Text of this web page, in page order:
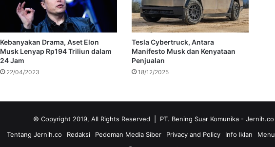
Kebanyakan Drama, Aset Elon
Musk Lenyap Rp194 Triliun dalam
24 Jam
22/04/2023
Tesla Cybertruck, Antara
Manifesto Musk dan Kenyataan
Penjualan
18/12/2025
© Copyright 2019, All Rights Reserved | PT. Bening Suar Komunika - Jernih.co
Tentang Jernih.co
Redaksi Pedoman Media Siber Privacy and Policy Info Iklan Menu